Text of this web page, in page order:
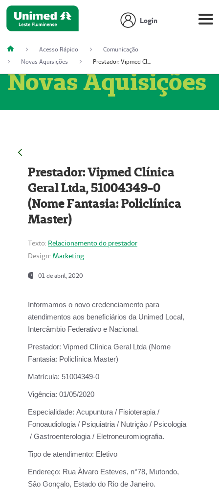
Login
Acesso Rápido
Comunicação
Novas Aquisições
Prestador: Vipmed Clínica Geral Ltda, 51004349-0 (Nome Fantasia: Policlínica Master)
Novas Aquisições
Prestador: Vipmed Clínica
Geral Ltda, 51004349-0
(Nome Fantasia: Policlínica
Master)
Texto: Relacionamento do prestador
Design: Marketing
01 de abril, 2020
Informamos o novo credenciamento para
atendimentos aos beneficiários da Unimed Local,
Intercâmbio Federativo e Nacional.
Prestador: Vipmed Clínica Geral Ltda (Nome
Fantasia: Policlínica Master)
Matrícula: 51004349-0
Vigência: 01/05/2020
Especialidade: Acupuntura / Fisioterapia /
Fonoaudiologia / Psiquiatria / Nutrição / Psicologia
/ Gastroenterologia / Eletroneuromiografia.
Tipo de atendimento: Eletivo
Endereço: Rua Àlvaro Esteves, n°78, Mutondo,
São Gonçalo, Estado do Rio de Janeiro.